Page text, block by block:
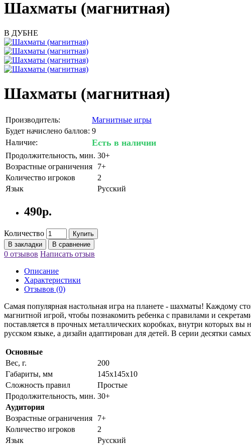
Шахматы (магнитная)
В ДУБНЕ
Шахматы (магнитная)
Производитель:
Магнитные игры
Будет начислено баллов: 9
Наличие:
Есть в наличии
Продолжительность, мин. 30+
Возрастные ограничения
7+
Количество игроков
2
Язык
Русский
490р.
Количество
Купить
В закладки
В сравнение
0 отзывов Написать отзыв
Описание
Характеристики
Отзывов (0)
Самая популярная настольная игра на планете - шахматы! Каждому
магнитной игрой, чтобы познакомить ребенка с правилами и
поставляется в прочных металлических коробках, внутри которых
русском языке, а дизайн адаптирован для детей. В серии десятки
Основные
Вес, г.
200
Габариты, мм
145х145х10
Сложность правил
Простые
Продолжительность, мин. 30+
Аудитория
Возрастные ограничения
7+
Количество игроков
2
Язык
Русский